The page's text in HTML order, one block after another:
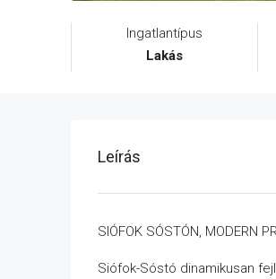
Ingatlantípus
Lakás
Leírás
SIÓFOK SÓSTÓN, MODERN
Siófok-Sóstó dinamikusan